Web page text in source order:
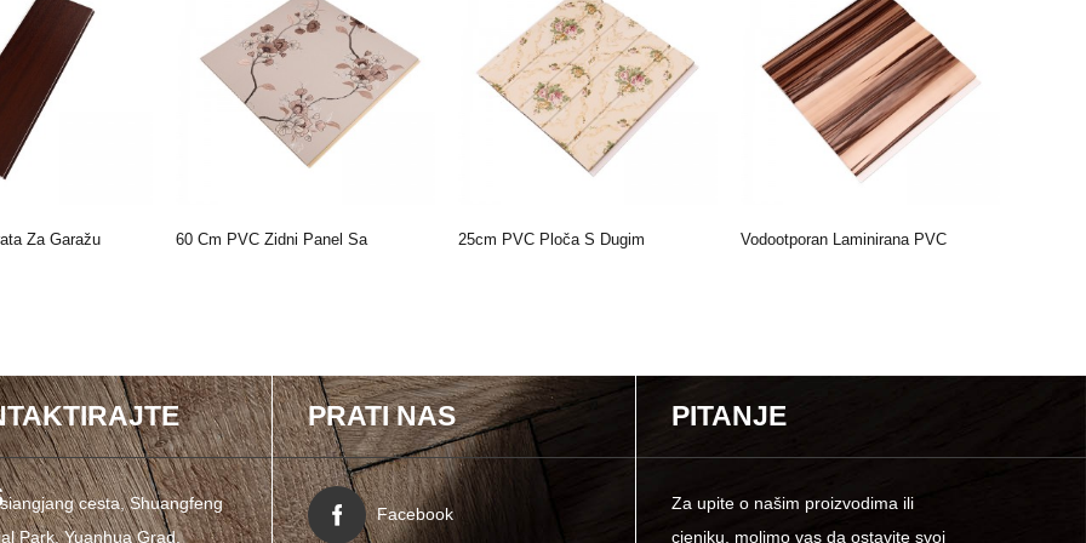
Za Garažu
60 Cm PVC Zidni Panel Sa
25cm PVC Ploča S Dugim
Vodootporan Laminirana PVC
cesta, Shuangfeng
Park, Yuanhua Grad,
PRATI NAS
Facebook
PITANJE
Za upite o našim proizvodima ili
cjeniku, molimo vas da ostavite svoj